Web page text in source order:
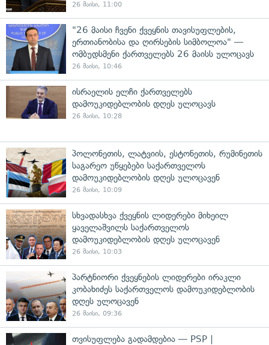
26 მაისი, 11:00
"26 მაისი ჩვენი ქვეყნის თავისუფლების,
ერთიანობისა და ღირსების სიმბოლოა" —
ომბუდსმენი ქართველებს 26 მაისს ულოცავს
26 მაისი, 10:46
ისრაელის ელჩი ქართველებს
დამოუკიდებლობის დღეს ულოცავს
26 მაისი, 10:28
პოლონეთის, ლატვიის, ესტონეთის, რუმინეთის
საგარეო უწყებები საქართველოს
დამოუკიდებლობის დღეს ულოცავენ
26 მაისი, 10:09
სხვადასხვა ქვეყნის ლიდერები მიხეილ
ყაველაშვილს საქართველოს
დამოუკიდებლობის დღეს ულოცავენ
26 მაისი, 10:03
პარტნიორი ქვეყნების ლიდერები ირაკლი
კობახიძეს საქართველოს დამოუკიდებლობის
დღეს ულოცავენ
26 მაისი, 09:36
თვისუფლება გადამდებია — PSP |